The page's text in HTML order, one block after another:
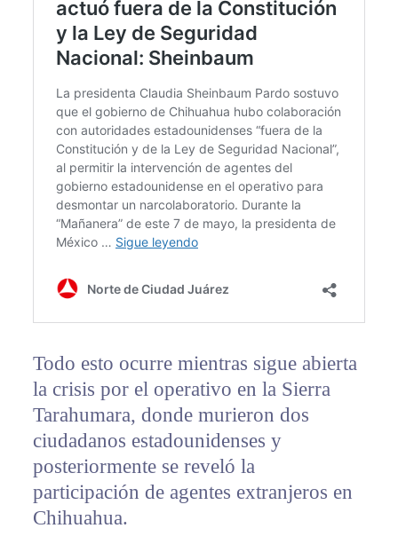
Todo esto ocurre mientras sigue abierta
la crisis por el operativo en la Sierra
Tarahumara, donde murieron dos
ciudadanos estadounidenses y
posteriormente se reveló la
participación de agentes extranjeros en
Chihuahua.